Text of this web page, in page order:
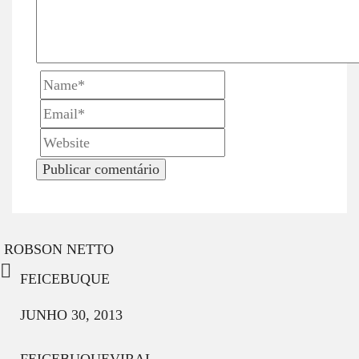
ROBSON NETTO
FEICEBUQUE
JUNHO 30, 2013